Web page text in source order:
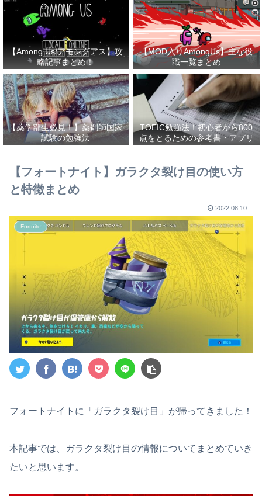
【Among Us/アモングアス】攻
略記事まとめ！
【MOD入りAmongUs】主な役
職一覧まとめ
【薬学部生必見！】薬剤師国家
試験の勉強法
TOEIC勉強法！初心者から800
点をとるための参考書・アプリ
を紹介！
【フォートナイト】ガラクタ裂け目の使い方
と特徴まとめ
2022.08.10
Fortnite
フォートナイトに「ガラクタ裂け目」が帰ってきました！
本記事では、ガラクタ裂け目の情報についてまとめていき
たいと思います。